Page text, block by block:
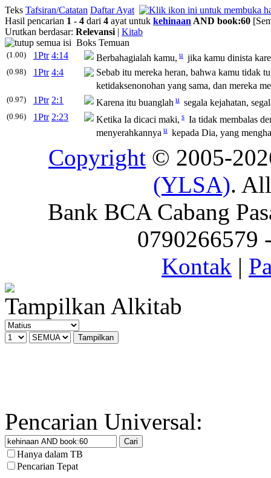
Teks Tafsiran/Catatan Daftar Ayat
Hasil pencarian 1 - 4 dari 4 ayat untuk kehinaan AND book:60
Urutkan berdasar: Relevansi | Kitab
Boks Temuan
(1.00) 1Ptr 4:14 Berbahagialah kamu, u jika kamu dinista
(0.98) 1Ptr 4:4
Sebab itu mereka heran, bahwa kamu tidak
ketidaksenonohan yang sama, dan mereka
(0.97) 1Ptr 2:1 Karena itu buanglah u segala kejahatan,
(0.96) 1Ptr 2:23 Ketika Ia dicaci maki, s Ia tidak membalas
menyerahkannya u kepada Dia, yang
Copyright © 2005-
(YLSA).
Bank BCA Cabang
0790266579
Kontak |
Tampilkan Alkitab
Pencarian Universal:
Hanya dalam TB
Pencarian Tepat